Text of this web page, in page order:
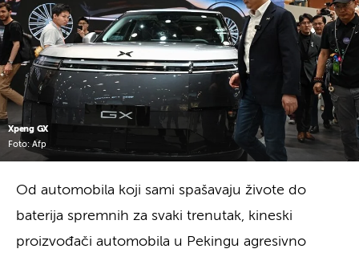
Xpeng GX
Foto: Afp
Od automobila koji sami spašavaju živote do
baterija spremnih za svaki trenutak, kineski
proizvođači automobila u Pekingu agresivno